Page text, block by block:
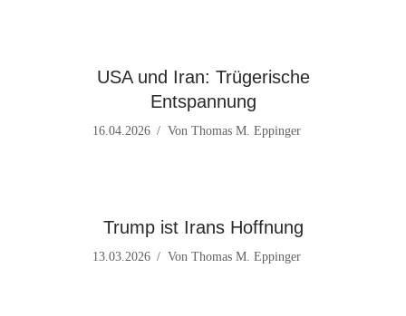
USA und Iran: Trügerische
Entspannung
16.04.2026 Von Thomas M. Eppinger
Trump ist Irans Hoffnung
13.03.2026 Von Thomas M. Eppinger